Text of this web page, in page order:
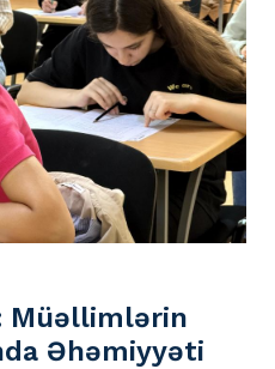
Müəllimlərin
Əhəmiyyəti